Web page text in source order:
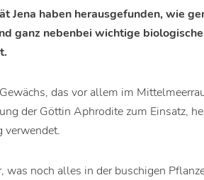
Jena haben herausgefunden, wie
ganz nebenbei wichtige biologische
das vor allem im
der Göttin Aphrodite zum Einsatz,
verwendet.
noch alles in der buschigen